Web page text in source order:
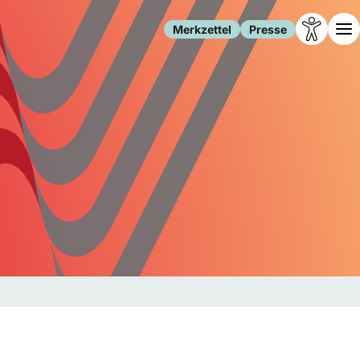
Merkzettel Presse
Leben
Familie
Freizeit
Gesundheit
Internet
Gesellschaft
Forschung
Migration
Polizei